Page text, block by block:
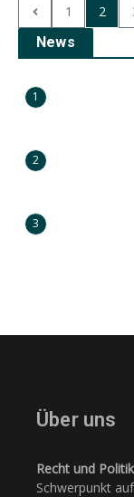
1 2
News
1
2
3
Über uns
Recht und Politik
Schwerpunkt